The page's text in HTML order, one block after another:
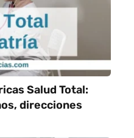
Salud Total:
direcciones